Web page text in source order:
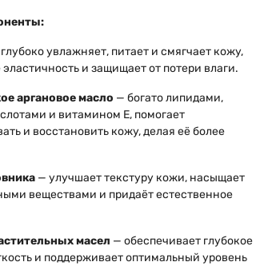
увлажняет, питает и смягчает кожу,
и защищает от потери влаги.
аргановое масло — богато липидами,
и витамином Е, помогает
и восстановить кожу, делая её более
— улучшает текстуру кожи, насыщает
веществами и придаёт естественное
масел — обеспечивает глубокое
и поддерживает оптимальный уровень